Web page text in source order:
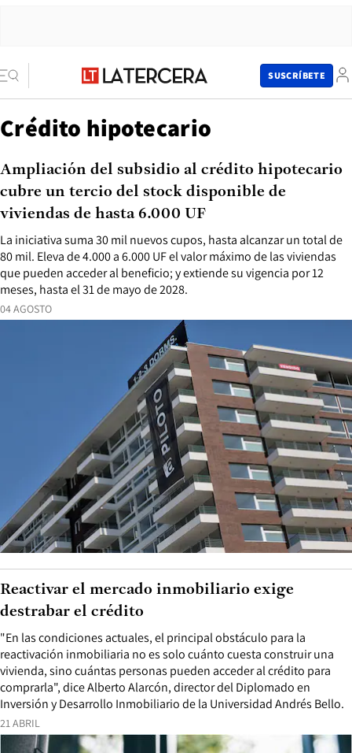
SUSCRÍBETE
Crédito hipotecario
04 AGOSTO
La iniciativa suma 30 mil nuevos cupos, hasta alcanzar un total de
80 mil. Eleva de 4.000 a 6.000 UF el valor máximo de las viviendas
que pueden acceder al beneficio; y extiende su vigencia por 12
meses, hasta el 31 de mayo de 2028.
Ampliación del subsidio al crédito hipotecario
cubre un tercio del stock disponible de
viviendas de hasta 6.000 UF
21 ABRIL
"En las condiciones actuales, el principal obstáculo para la
reactivación inmobiliaria no es solo cuánto cuesta construir una
vivienda, sino cuántas personas pueden acceder al crédito para
comprarla", dice Alberto Alarcón, director del Diplomado en
Inversión y Desarrollo Inmobiliario de la Universidad Andrés Bello.
Reactivar el mercado inmobiliario exige
destrabar el crédito